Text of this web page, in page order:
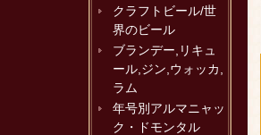
クラフトビール/世
界のビール
ブランデー,リキュ
ール,ジン,ウォッカ,
ラム
年号別アルマニャッ
ク・ドモンタル